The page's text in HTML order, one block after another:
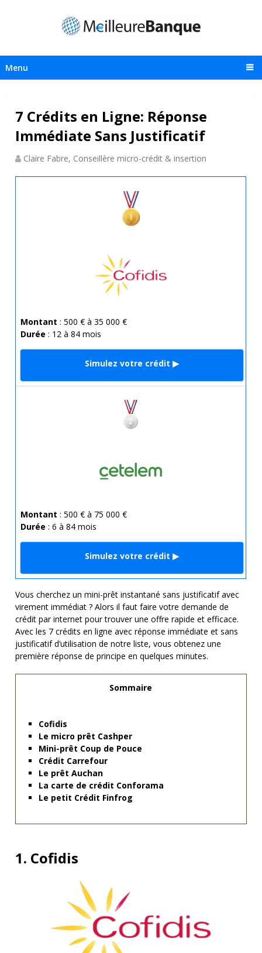
Menu
7 Crédits en Ligne: Réponse
Immédiate Sans Justificatif
Claire Fabre, Conseillère micro-crédit & insertion
Montant : 500 € à 35 000 €
Durée : 12 à 84 mois
Simulez votre crédit ▶
Montant : 500 € à 75 000 €
Durée : 6 à 84 mois
Simulez votre crédit ▶
Vous cherchez unmini-prêt instantané sans justificatif avec
virement immédiat ? Alors il faut faire votredemande de
crédit par internet pour trouver une offre rapide et efficace.
Avec les 7 crédits en ligne avec réponse immédiate et sans
justificatif d’utilisation de notre liste, vous obtenez une
première réponse de principe en quelques minutes.
Sommaire
Cofidis
Le micro prêt Cashper
Mini-prêt Coup de Pouce
Crédit Carrefour
Le prêt Auchan
La carte de crédit Conforama
Le petit Crédit Finfrog
1. Cofidis